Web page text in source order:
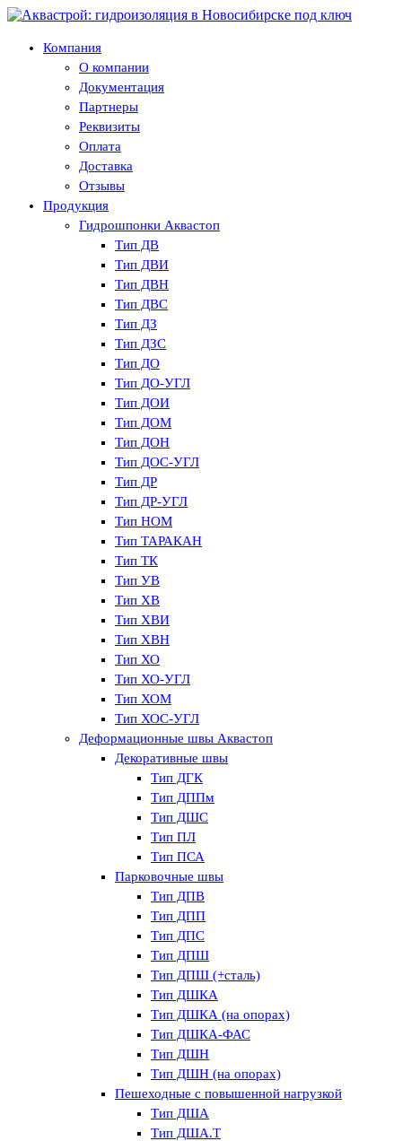
Компания
О компании
Документация
Партнеры
Реквизиты
Оплата
Доставка
Отзывы
Продукция
Гидрошпонки Аквастоп
Тип ДВ
Тип ДВИ
Тип ДВН
Тип ДВС
Тип ДЗ
Тип ДЗС
Тип ДО
Тип ДО-УГЛ
Тип ДОИ
Тип ДОМ
Тип ДОН
Тип ДОС-УГЛ
Тип ДР
Тип ДР-УГЛ
Тип НОМ
Тип ТАРАКАН
Тип ТК
Тип УВ
Тип ХВ
Тип ХВИ
Тип ХВН
Тип ХО
Тип ХО-УГЛ
Тип ХОМ
Тип ХОС-УГЛ
Деформационные швы Аквастоп
Декоративные швы
Тип ДГК
Тип ДППм
Тип ДШС
Тип ПЛ
Тип ПСА
Парковочные швы
Тип ДПВ
Тип ДПП
Тип ДПС
Тип ДПШ
Тип ДПШ (+сталь)
Тип ДШКА
Тип ДШКА (на опорах)
Тип ДШКА-ФАС
Тип ДШН
Тип ДШН (на опорах)
Пешеходные с повышенной нагрузкой
Тип ДША
Тип ДША.Т